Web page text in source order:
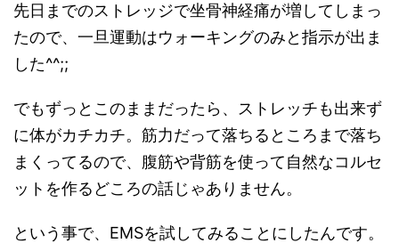
先日までのストレッジで坐骨神経痛が増してしまっ
たので、一旦運動はウォーキングのみと指示が出ま
した^^;;
でもずっとこのままだったら、ストレッチも出来ず
に体がカチカチ。筋力だって落ちるところまで落ち
まくってるので、腹筋や背筋を使って自然なコルセ
ットを作るどころの話じゃありません。
という事で、EMSを試してみることにしたんです。